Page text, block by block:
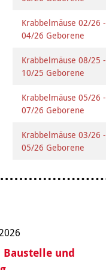
Krabbelmäuse 02/26 -
04/26 Geborene
Krabbelmäuse 08/25 -
10/25 Geborene
Krabbelmäuse 05/26 -
07/26 Geborene
Krabbelmäuse 03/26 -
05/26 Geborene
Baustelle und